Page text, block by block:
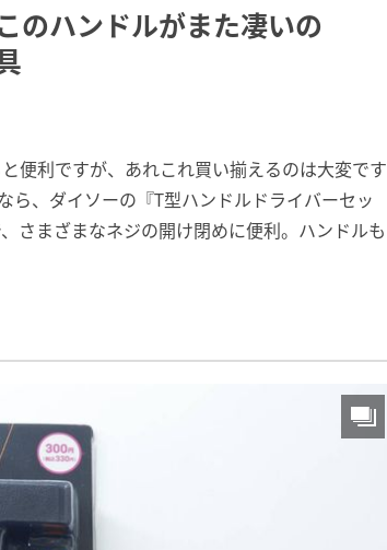
のハンドルがまた凄いの
便利ですが、あれこれ買い揃えるのは大変です
、ダイソーの『T型ハンドルドライバーセッ
さまざまなネジの開け閉めに便利。ハンドルも